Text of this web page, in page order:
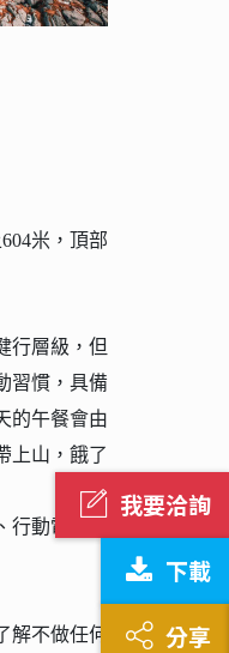
我要洽詢
下載
分享
米，頂部
行層級，但
習慣，具備
的午餐會由
上山，餓了
動電話、
不做任何